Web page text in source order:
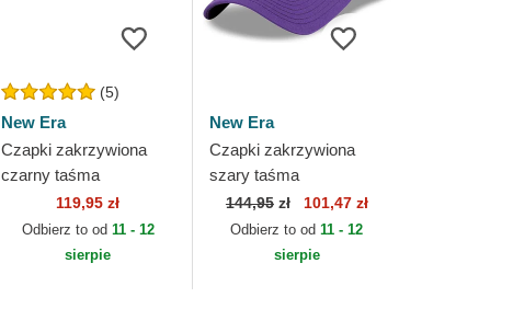
(5)
New Era
Czapki zakrzywiona
czarny taśma
regulowana 9FORTY
Pop Outline New York
Yankees MLB New Era
119,95 zł
Odbierz to od 11 - 12
sierpie
New Era
Czapki zakrzywiona
szary taśma
regulowana 9TWENTY
Tip Off 2023 Los
Angeles Lakers NBA
144,95zł 101,47 zł
Odbierz to od11 - 12
sierpie